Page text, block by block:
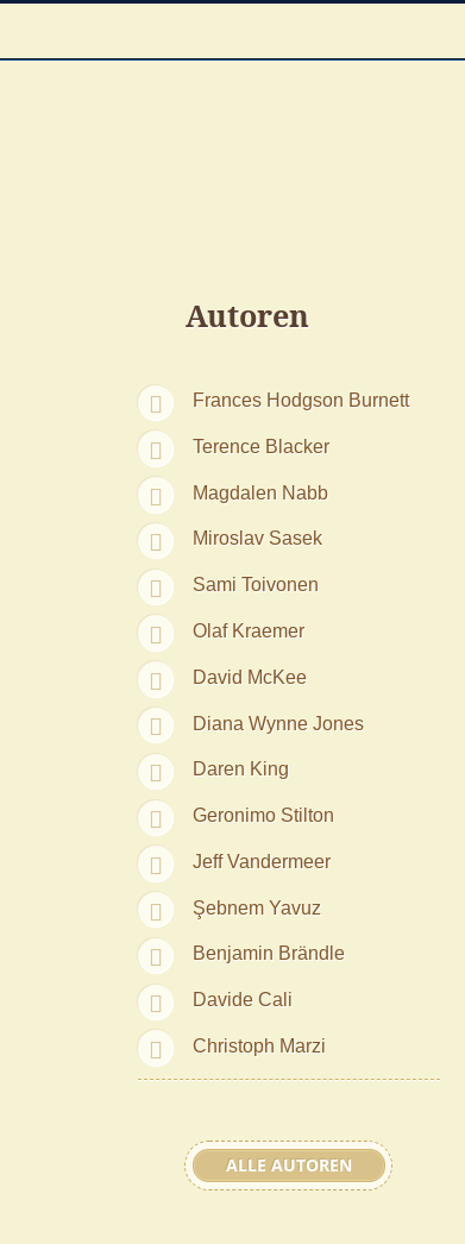
Autoren
Frances Hodgson Burnett
Terence Blacker
Magdalen Nabb
Miroslav Sasek
Sami Toivonen
Olaf Kraemer
David McKee
Diana Wynne Jones
Daren King
Geronimo Stilton
Jeff Vandermeer
Şebnem Yavuz‎
Benjamin Brändle
Davide Cali
Christoph Marzi
ALLE AUTOREN